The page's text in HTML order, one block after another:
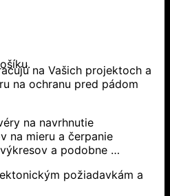
na Vašich projektoch a
na ochranu pred pádom
na navrhnutie
na mieru a čerpanie
a podobne …
požiadavkám a